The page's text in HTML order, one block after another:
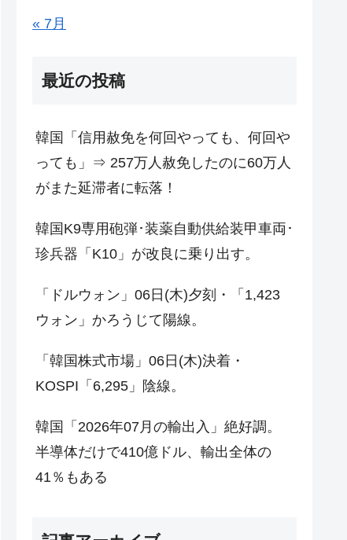
« 7月
最近の投稿
韓国「信用赦免を何回やっても、何回や
っても」⇒ 257万人赦免したのに60万人
がまた延滞者に転落！
韓国K9専用砲弾･装薬自動供給装甲車両･
珍兵器「K10」が改良に乗り出す。
「ドルウォン」06日(木)夕刻・「1,423
ウォン」かろうじて陽線。
「韓国株式市場」06日(木)決着・
KOSPI「6,295」陰線。
韓国「2026年07月の輸出入」絶好調。
半導体だけで410億ドル、輸出全体の
41％もある